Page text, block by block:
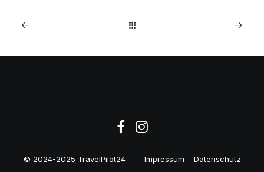
1. Januar 2026
© 2024-2025 TravelPilot24 Impressum Datenschutz